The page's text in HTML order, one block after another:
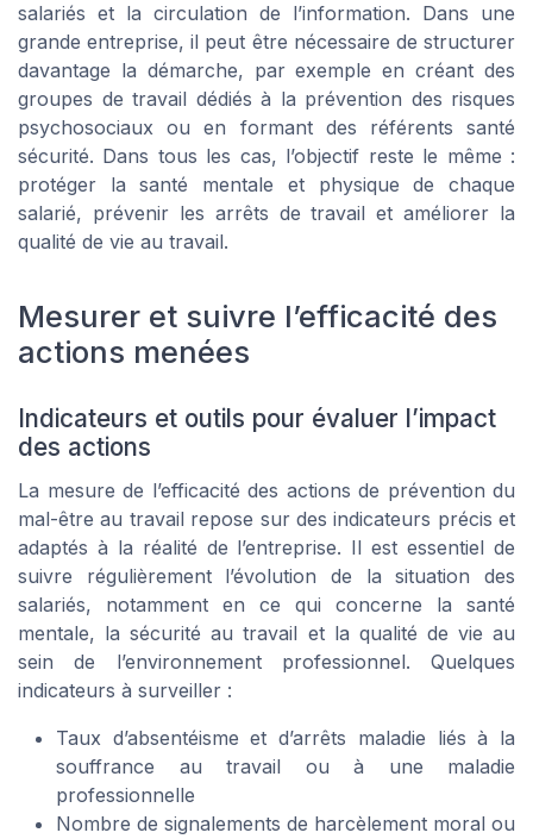
salariés et la circulation de l’information. Dans une
grande entreprise, il peut être nécessaire de structurer
davantage la démarche, par exemple en créant des
groupes de travail dédiés à la prévention des risques
psychosociaux ou en formant des référents santé
sécurité. Dans tous les cas, l’objectif reste le même :
protéger la santé mentale et physique de chaque
salarié, prévenir les arrêts de travail et améliorer la
qualité de vie au travail.
Mesurer et suivre l’efficacité des
actions menées
Indicateurs et outils pour évaluer l’impact
des actions
La mesure de l’efficacité des actions de prévention du
mal-être au travail repose sur des indicateurs précis et
adaptés à la réalité de l’entreprise. Il est essentiel de
suivre régulièrement l’évolution de la situation des
salariés, notamment en ce qui concerne la santé
mentale, la sécurité au travail et la qualité de vie au
sein de l’environnement professionnel. Quelques
indicateurs à surveiller :
Taux d’absentéisme et d’arrêts maladie liés à la
souffrance au travail ou à une maladie
professionnelle
Nombre de signalements de harcèlement moral ou